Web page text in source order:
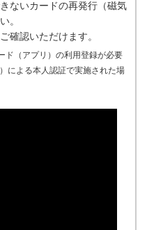
ないカードの再発行（磁気
。
確認いただけます。
ド（アプリ）の利用登録が必要
による本人認証で実施された場